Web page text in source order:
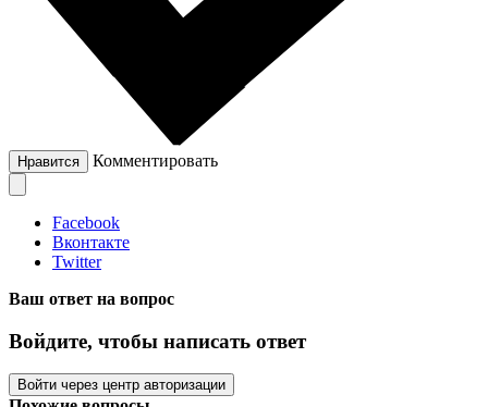
Нравится Комментировать
Facebook
Вконтакте
Twitter
Ваш ответ на вопрос
Войдите, чтобы написать ответ
Войти через центр авторизации